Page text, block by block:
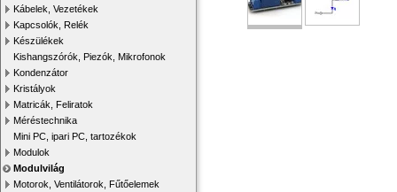
Kábelek, Vezetékek
Kapcsolók, Relék
Készülékek
Kishangszórók, Piezók, Mikrofonok
Kondenzátor
Kristályok
Matricák, Feliratok
Méréstechnika
Mini PC, ipari PC, tartozékok
Modulok
Modulvilág
Motorok, Ventilátorok, Fűtőelemek